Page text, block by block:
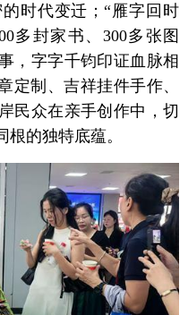
时代变迁；“雁字回时
多封家书、300多张图
，字字千钧印证血脉相
定制、吉祥挂件手作、
民众在亲手创作中，切
的独特底蕴。